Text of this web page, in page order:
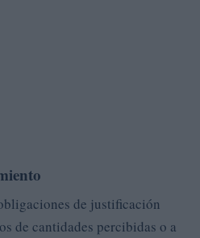
de justificación
de cantidades percibidas o a